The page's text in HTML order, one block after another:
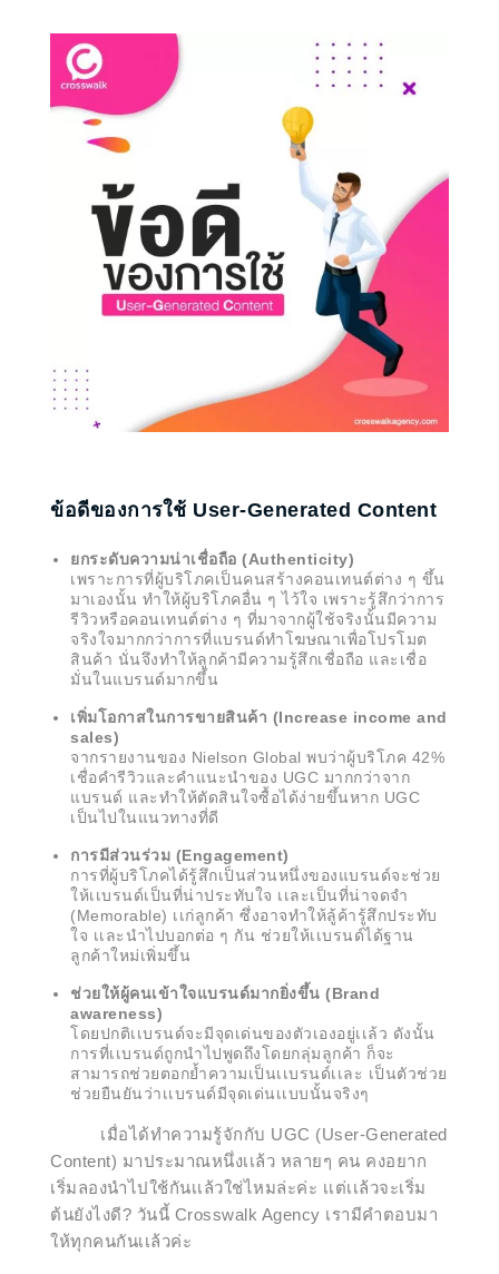
ข้อดีของการใช้ User-Generated Content
ยกระดับความน่าเชื่อถือ (Authenticity)
เพราะการที่ผู้บริโภคเป็นคนสร้างคอนเทนต์ต่าง ๆ ขึ้น
มาเองนั้น ทำให้ผู้บริโภคอื่น ๆ ไว้ใจ เพราะรู้สึกว่าการ
รีวิวหรือคอนเทนต์ต่าง ๆ ที่มาจากผู้ใช้จริงนั้นมีความ
จริงใจมากกว่าการที่แบรนด์ทำโฆษณาเพื่อโปรโมต
สินค้า นั่นจึงทำให้ลูกค้ามีความรู้สึกเชื่อถือ และเชื่อ
มั่นในแบรนด์มากขึ้น
เพิ่มโอกาสในการขายสินค้า (Increase income and
sales)
จากรายงานของ Nielson Global พบว่าผู้บริโภค 42%
เชื่อคำรีวิวและคำแนะนำของ UGC มากกว่าจาก
แบรนด์ และทำให้ตัดสินใจซื้อได้ง่ายขึ้นหาก UGC
เป็นไปในแนวทางที่ดี
การมีส่วนร่วม (Engagement)
การที่ผู้บริโภคได้รู้สึกเป็นส่วนหนึ่งของแบรนด์จะช่วย
ให้เเบรนด์เป็นที่น่าประทับใจ เเละเป็นที่น่าจดจำ
(Memorable) เเก่ลูกค้า ซึ่งอาจทำให้ลู้ค้ารู้สึกประทับ
ใจ เเละนำไปบอกต่อ ๆ กัน ช่วยให้เเบรนด์ได้ฐาน
ลูกค้าใหม่เพิ่มขึ้น
ช่วยให้ผู้คนเข้าใจแบรนด์มากยิ่งขึ้น (Brand
awareness)
โดยปกติเเบรนด์จะมีจุดเด่นของตัวเองอยู่เเล้ว ดังนั้น
การที่เเบรนด์ถูกนำไปพูดถึงโดยกลุ่มลูกค้า ก็จะ
สามารถช่วยตอกย้ำความเป็นเเบรนด์เเละ เป็นตัวช่วย
ช่วยยืนยันว่าเเบรนด์มีจุดเด่นเเบบนั้นจริงๆ
เมื่อได้ทำความรู้จักกับ UGC (User-Generated
Content) มาประมาณหนึ่งเเล้ว หลายๆ คน คงอยาก
เริ่มลองนำไปใช้กันเเล้วใช่ไหมล่ะค่ะ เเต่เเล้วจะเริ่ม
ต้นยังไงดี? วันนี้ Crosswalk Agency เรามีคำตอบมา
ให้ทุกคนกันเเล้วค่ะ